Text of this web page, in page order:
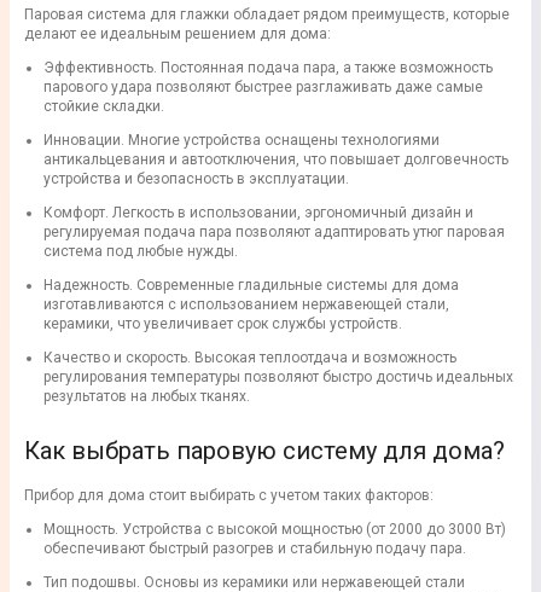
Паровая система для глажки обладает рядом преимуществ, которые
делают ее идеальным решением для дома:
Эффективность. Постоянная подача пара, а также возможность
парового удара позволяют быстрее разглаживать даже самые
стойкие складки.
Инновации. Многие устройства оснащены технологиями
антикальцевания и автоотключения, что повышает долговечность
устройства и безопасность в эксплуатации.
Комфорт. Легкость в использовании, эргономичный дизайн и
регулируемая подача пара позволяют адаптировать утюг паровая
система под любые нужды.
Надежность. Современные гладильные системы для дома
изготавливаются с использованием нержавеющей стали,
керамики, что увеличивает срок службы устройств.
Качество и скорость. Высокая теплоотдача и возможность
регулирования температуры позволяют быстро достичь идеальных
результатов на любых тканях.
Как выбрать паровую систему для дома?
Прибор для дома стоит выбирать с учетом таких факторов:
Мощность. Устройства с высокой мощностью (от 2000 до 3000 Вт)
обеспечивают быстрый разогрев и стабильную подачу пара.
Тип подошвы. Основы из керамики или нержавеющей стали